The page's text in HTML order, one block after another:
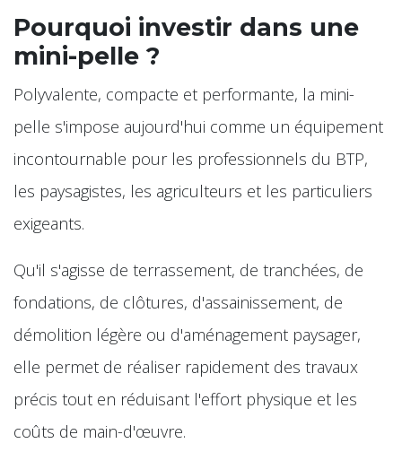
Pourquoi investir dans une
mini-pelle ?
Polyvalente, compacte et performante, la mini-
pelle s'impose aujourd'hui comme un équipement
incontournable pour les professionnels du BTP,
les paysagistes, les agriculteurs et les particuliers
exigeants.
Qu'il s'agisse de terrassement, de tranchées, de
fondations, de clôtures, d'assainissement, de
démolition légère ou d'aménagement paysager,
elle permet de réaliser rapidement des travaux
précis tout en réduisant l'effort physique et les
coûts de main-d'œuvre.